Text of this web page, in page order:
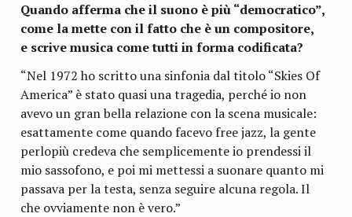
Quando afferma che il suono è più “demo­cra­tico”,
come la mette con il fatto che è un com­po­si­tore,
e scrive musica come tutti in forma codificata?
“Nel 1972 ho scritto una sin­fo­nia dal titolo “Skies Of
Ame­rica” è stato quasi una tra­ge­dia, per­ché io non
avevo un gran bella rela­zione con la scena musi­cale:
esat­ta­mente come quando facevo free jazz, la gente
per­lo­più cre­deva che sem­pli­ce­mente io pren­dessi il
mio sas­so­fono, e poi mi met­tessi a suo­nare quanto mi
pas­sava per la testa, senza seguire alcuna regola. Il
che ovvia­mente non è vero.”